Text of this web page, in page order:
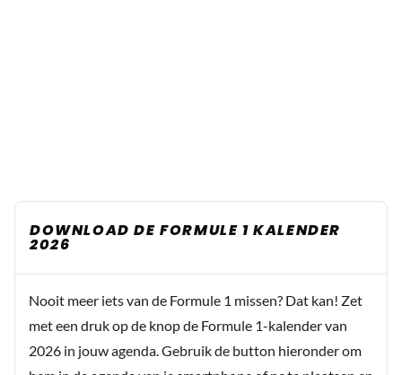
DOWNLOAD DE FORMULE 1 KALENDER
2026
Nooit meer iets van de Formule 1 missen? Dat kan! Zet
met een druk op de knop de Formule 1-kalender van
2026 in jouw agenda. Gebruik de button hieronder om